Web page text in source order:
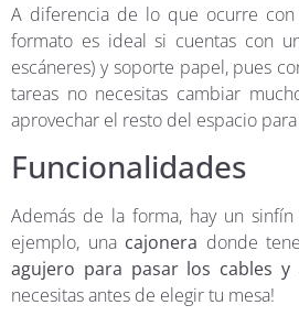
A diferencia de lo que ocurre
formato es ideal si cuentas con
escáneres) y soporte papel, pues
tareas no necesitas cambiar
aprovechar el resto del espacio para
Funcionalidades
Además de la forma, hay un
ejemplo, una cajonera donde
agujero para pasar los cables
necesitas antes de elegir tu mesa!